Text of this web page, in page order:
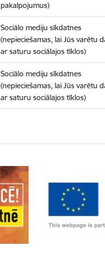
pakalpojumus)
Sociālo mediju sīkdatnes
(nepieciešamas, lai Jūs varētu
ar saturu sociālajos tīklos)
Sociālo mediju sīkdatnes
(nepieciešamas, lai Jūs varētu
ar saturu sociālajos tīklos)